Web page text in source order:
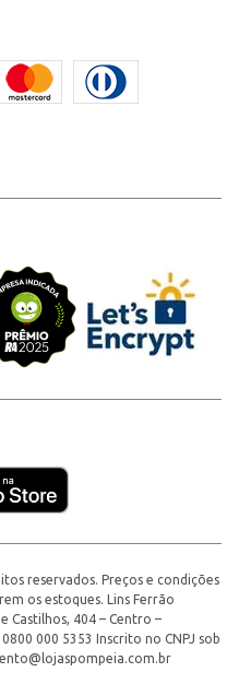
reservados. Preços e condições
os estoques. Lins Ferrão
Castilhos, 404 – Centro –
0800 000 5353 Inscrito no CNPJ sob